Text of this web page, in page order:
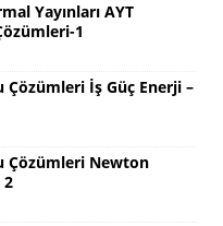
Yayınları AYT
1
Çözümleri İş Güç Enerji –
Çözümleri Newton
2